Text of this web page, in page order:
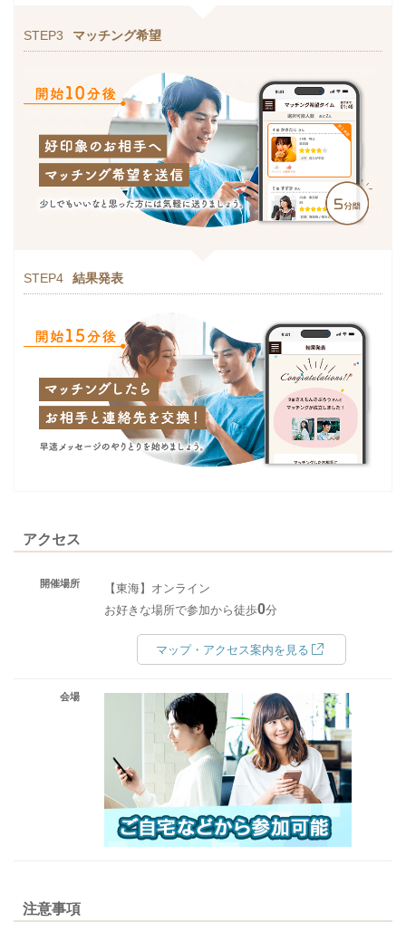
STEP3 マッチング希望
STEP4 結果発表
アクセス
開催場所
【東海】オンライン
お好きな場所で参加から徒歩0分
マップ・アクセス案内を見る
会場
注意事項